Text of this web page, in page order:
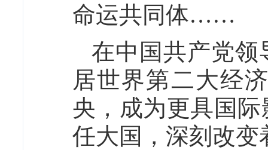
命运共同体……
在中国共产党领
居世界第二大经
央，成为更具国
任大国，深刻改